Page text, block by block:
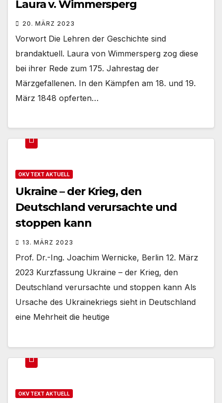
Laura v. Wimmersperg
20. MÄRZ 2023
Vorwort Die Lehren der Geschichte sind
brandaktuell. Laura von Wimmersperg zog diese
bei ihrer Rede zum 175. Jahrestag der
Märzgefallenen. In den Kämpfen am 18. und 19.
März 1848 opferten…
OKV TEXT AKTUELL
Ukraine – der Krieg, den
Deutschland verursachte und
stoppen kann
13. MÄRZ 2023
Prof. Dr.-Ing. Joachim Wernicke, Berlin 12. März
2023 Kurzfassung Ukraine – der Krieg, den
Deutschland verursachte und stoppen kann Als
Ursache des Ukrainekriegs sieht in Deutschland
eine Mehrheit die heutige
OKV TEXT AKTUELL